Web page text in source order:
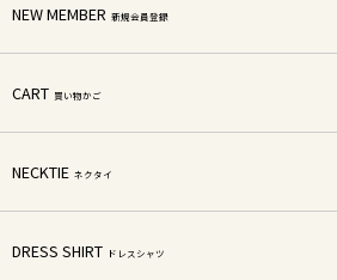
NEW MEMBER 新規会員登録
CART 買い物かご
NECKTIE ネクタイ
DRESS SHIRT ドレスシャツ